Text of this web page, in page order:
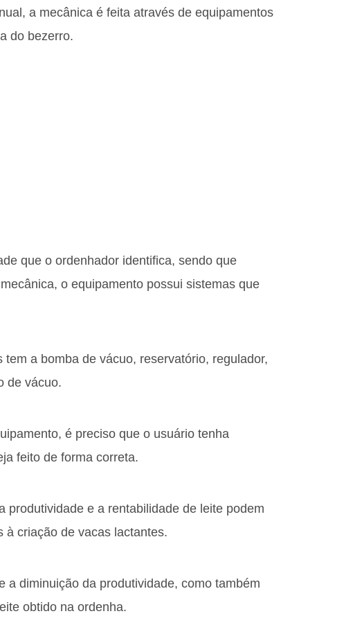
a mecânica é feita através de equipamentos
do bezerro.
que o ordenhador identifica, sendo que
o equipamento possui sistemas que
a bomba de vácuo, reservatório, regulador,
de vácuo.
é preciso que o usuário tenha
feito de forma correta.
produtividade e a rentabilidade de leite podem
à criação de vacas lactantes.
a diminuição da produtividade, como também
obtido na ordenha.